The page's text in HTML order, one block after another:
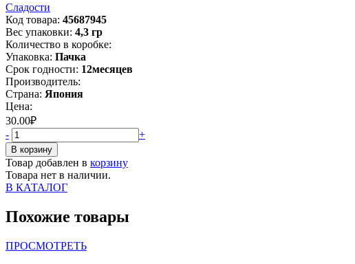
Сладости
Код товара: 45687945
Вес упаковки: 4,3 гр
Количество в коробке:
Упаковка: Пачка
Срок годности: 12месяцев
Производитель:
Страна: Япония
Цена:
30.00₽
-
+
Товар добавлен в корзину
Товара нет в наличии.
В КАТАЛОГ
Похожие товары
ПРОСМОТРЕТЬ